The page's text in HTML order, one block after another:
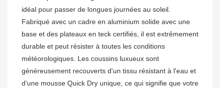
idéal pour passer de longues journées au soleil.
Fabriqué avec un cadre en aluminium solide avec une
base et des plateaux en teck certifiés, il est extrêmement
durable et peut résister à toutes les conditions
météorologiques. Les coussins luxueux sont
généreusement recouverts d'un tissu résistant à l'eau et
d'une mousse Quick Dry unique, ce qui signifie que votre